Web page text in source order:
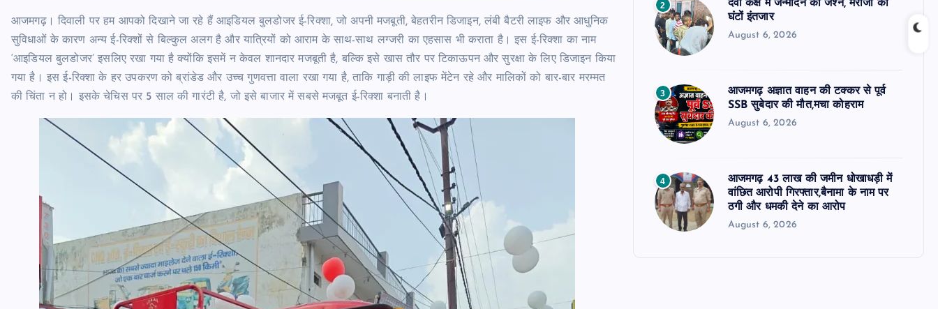
आजमगढ़। दिवाली पर हम आपको दिखाने जा रहे हैं आइडियल बुलडोजर ई-रिक्शा, जो अपनी मजबूती, बेहतरीन डिजाइन, लंबी बैटरी लाइफ और आधुनिक
सुविधाओं के कारण अन्य ई-रिक्शों से बिल्कुल अलग है और यात्रियों को आराम के साथ-साथ लग्जरी का एहसास भी कराता है। इस ई-रिक्शा का नाम
‘आइडियल बुलडोजर’ इसलिए रखा गया है क्योंकि इसमें न केवल शानदार मजबूती है, बल्कि इसे खास तौर पर टिकाऊपन और सुरक्षा के लिए डिजाइन किया
गया है। इस ई-रिक्शा के हर उपकरण को ब्रांडेड और उच्च गुणवत्ता वाला रखा गया है, ताकि गाड़ी की लाइफ मेंटेन रहे और मालिकों को बार-बार मरम्मत
की चिंता न हो। इसके चेचिस पर 5 साल की गारंटी है, जो इसे बाजार में सबसे मजबूत ई-रिक्शा बनाती है।
2
दवा कक्ष में जन्मदिन का जश्न, मरीजों को
घंटों इंतजार
August 6, 2026
3
आजमगढ़ अज्ञात वाहन की टक्कर से पूर्व
SSB सुबेदार की मौत,मचा कोहराम
August 6, 2026
4
आजमगढ़ 43 लाख की जमीन धोखाधड़ी में
वांछित आरोपी गिरफ्तार,बैनामा के नाम पर
ठगी और धमकी देने का आरोप
August 6, 2026